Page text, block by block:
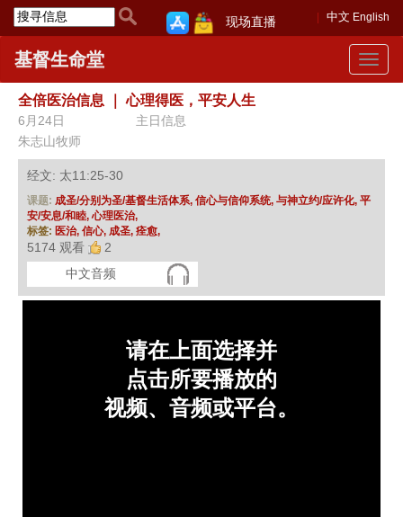
中文 English
现场直播
Toggle
基督生命堂
全倍医治信息 心理得医，平安人生
6月24日
主日信息
朱志山牧师
经文: 太11:25-30
课题: 成圣/分别为圣/基督生活体系, 信心与信仰系统, 与神立约/应许化, 平
安/安息/和睦,心理医治,
标签: 医治, 信心, 成圣, 痊愈,
5174 观看
2
中文音频